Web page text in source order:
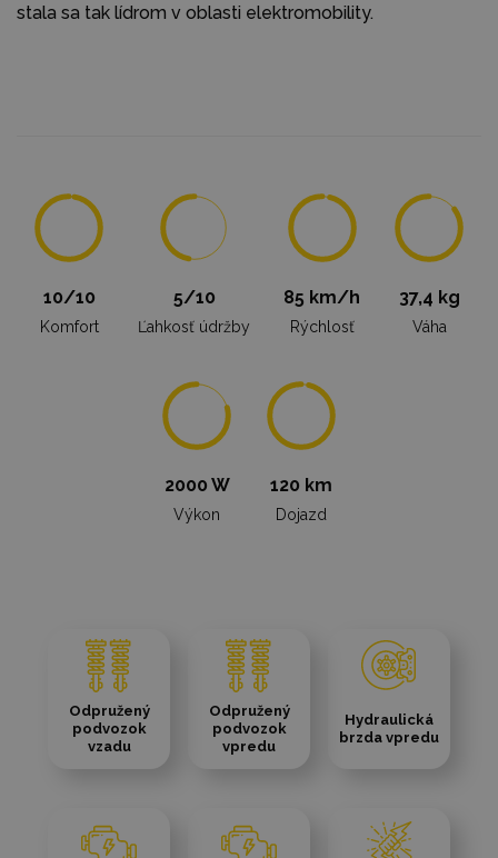
stala sa tak lídrom v oblasti elektromobility.
10/10
Komfort
5/10
Ľahkosť údržby
85 km/h
Rýchlosť
37,4 kg
Váha
2000 W
Výkon
120 km
Dojazd
Odpružený
podvozok
vzadu
Odpružený
podvozok
vpredu
Hydraulická
brzda vpredu